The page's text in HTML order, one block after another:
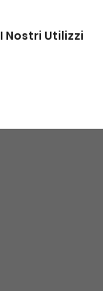
I Nostri Utilizzi